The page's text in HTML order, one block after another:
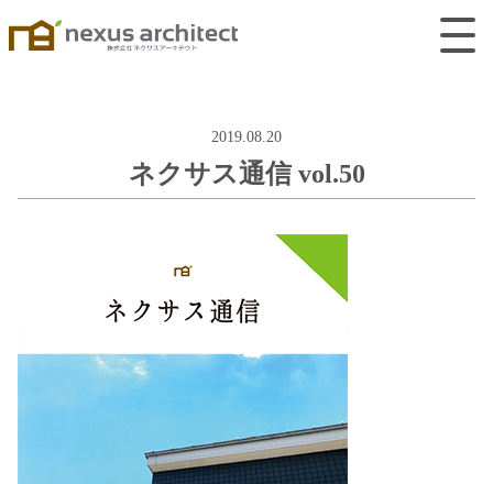
2019.08.20
ネクサス通信 vol.50